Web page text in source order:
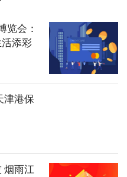
览会：
添彩
津港保
烟雨江